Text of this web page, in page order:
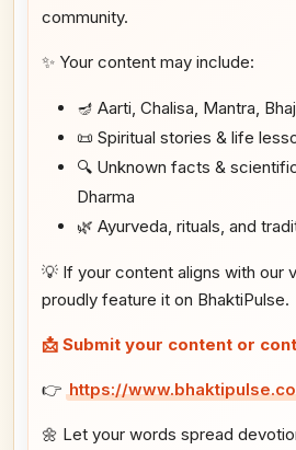
community.
✨ Your content may include:
🪔 Aarti, Chalisa, Mantra,
📜 Spiritual stories & life
🔍 Unknown facts &
Dharma
🌿 Ayurveda, rituals, and
💡 If your content aligns with our
proudly feature it on BhaktiPulse.
📩 Submit your content or
👉 https://
🌼 Let your words spread